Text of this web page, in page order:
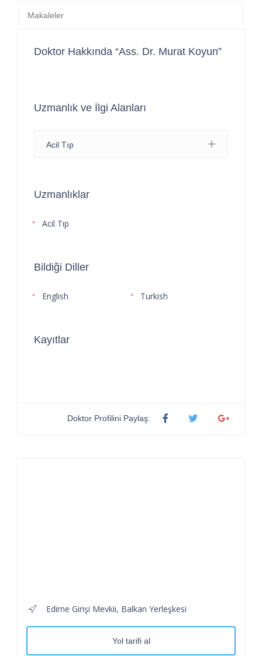
Makaleler
Doktor Hakkında “Ass. Dr. Murat Koyun”
Uzmanlık ve İlgi Alanları
Acil Tıp
Uzmanlıklar
Acil Tıp
Bildiği Diller
English Turkish
Kayıtlar
Doktor Profilini Paylaş:
Edirne Girişi Mevkii, Balkan Yerleşkesi
Yol tarifi al